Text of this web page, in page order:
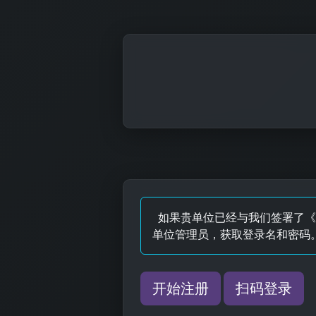
如果贵单位已经与我们签署了
单位管理员，获取登录名和密码
开始注册 扫码登录